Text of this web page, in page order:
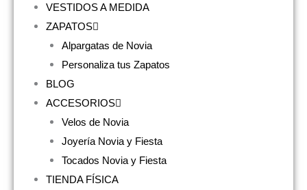
VESTIDOS A MEDIDA
ZAPATOS
Alpargatas de Novia
Personaliza tus Zapatos
BLOG
ACCESORIOS
Velos de Novia
Joyería Novia y Fiesta
Tocados Novia y Fiesta
TIENDA FÍSICA